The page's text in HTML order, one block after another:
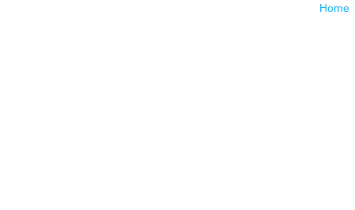
Home